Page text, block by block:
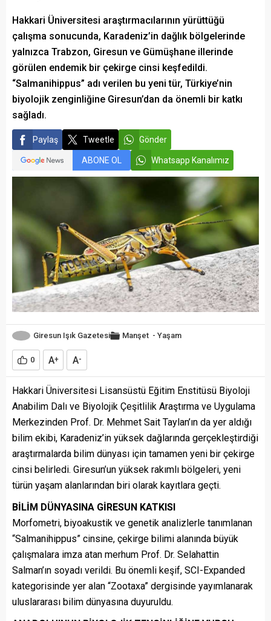
Hakkari Üniversitesi araştırmacılarının yürüttüğü
çalışma sonucunda, Karadeniz’in dağlık bölgelerinde
yalnızca Trabzon, Giresun ve Gümüşhane illerinde
görülen endemik bir çekirge cinsi keşfedildi.
“Salmanihippus” adı verilen bu yeni tür, Türkiye’nin
biyolojik zenginliğine Giresun’dan da önemli bir katkı
sağladı.
Paylaş Tweetle Gönder
ABONE OL Whatsapp Kanalımız
Giresun Işık Gazetesi Manşet - Yaşam
0 A+ A-
Hakkari Üniversitesi Lisansüstü Eğitim Enstitüsü Biyoloji
Anabilim Dalı ve Biyolojik Çeşitlilik Araştırma ve Uygulama
Merkezinden Prof. Dr. Mehmet Sait Taylan’ın da yer aldığı
bilim ekibi, Karadeniz’in yüksek dağlarında gerçekleştirdiği
araştırmalarda bilim dünyası için tamamen yeni bir çekirge
cinsi belirledi. Giresun’un yüksek rakımlı bölgeleri, yeni
türün yaşam alanlarından biri olarak kayıtlara geçti.
BİLİM DÜNYASINA GİRESUN KATKISI
Morfometri, biyoakustik ve genetik analizlerle tanımlanan
“Salmanihippus” cinsine, çekirge bilimi alanında büyük
çalışmalara imza atan merhum Prof. Dr. Selahattin
Salman’ın soyadı verildi. Bu önemli keşif, SCI-Expanded
kategorisinde yer alan “Zootaxa” dergisinde yayımlanarak
uluslararası bilim dünyasına duyuruldu.